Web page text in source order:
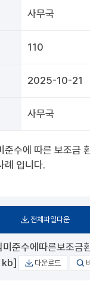
사무국
110
2025-10-21
사무국
준수에 따른 보조금
례 입니다.
전체파일다운
준수에따른보조금
kb]
다운로드